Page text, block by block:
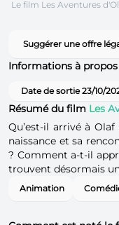
Le film Les Aventures
Suggérer une offre
Informations à
Date de sortie 23/10/
Résumé du film Les
Qu’est-il arrivé à
naissance et sa
? Comment a-t-il
trouvent désormais
Animation